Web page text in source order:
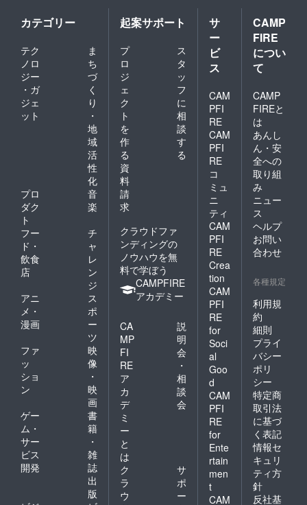
通費は
別途と
なりま
す。
がなく
なった
と同時
に、腰
痛も
まった
くなく
た、と
いう方
もい
らっ
しゃい
ます。
靴を履
いた日
は基礎
代謝が
確実に
あが
る、顎
関節症
が改善
した、
ご報告
だいた
ことも
ありま
す。 靴
をかえ
ただけ
で！？
そうな
んで
す。靴
をかえ
ただけ
で変わ
りま
す。 詳
しくは
こちら
をご覧
くださ
ンソー
的別イ
ンソー
ウォー
キング
足によ
い歩き
方 VS
足に悪
い歩き
きグセ
で起こ
る足ト
ラブル
【くつ
美整体
トレー
ナー2級
（実
践）】
ングケ
・本来
の骨格
の復元
横
アーチ
内
アーチ
外
アーチ
●ウォー
キング
レッス
ン指導
ウォー
キング
の目的
ウォー
首
チェッ
くらは
チェッ
チェッ
関節
チェッ
の触診
・脚の
触診 ・
チェッ
チェッ
もとの
分析 ・
足の弱
の原因
の解説
方法 ・
今後の
最適な
改善
策・カ
バー策
・今後
起こり
うる足
トラブ
ルとそ
の予防
想の足
もとの
共有 ●
パンプ
カテゴリー
テク
ノロ
ジー
・ガ
ジェ
ット
ま
ち
づ
く
り
・
地
域
活
性
化
プロ
ダク
ト
音
楽
フー
ド・
飲食
店
チ
ャ
レ
ン
ジ
アニ
メ・
漫画
ス
ポ
ー
ツ
ファ
ッ
ショ
ン
映
像
・
映
画
ゲー
ム・
サー
ビス
開発
書
籍
・
雑
誌
出
版
起案サポート
プ
ロ
ジ
ェ
ク
ト
を
作
る
ス
タ
ッ
フ
に
相
談
す
る
資
料
請
求
クラウドファ
ンディングの
ノウハウを無
料で学ぼう
CAMPFIRE
アカデミー
CA
MP
FI
RE
ア
カ
デ
ミ
ー
と
は
説
明
会
・
相
談
会
ク
ラ
ウ
サ
ポ
ー
サ
ー
ビ
ス
CAM
PFI
RE
CAM
PFI
RE
コ
ミュ
ニ
ティ
CAM
PFI
RE
Crea
tion
CAM
PFI
RE
for
Soci
al
Goo
d
CAM
PFI
RE
for
Ente
rtain
men
t
CAM
CAMP
FIRE
につい
て
CAMP
FIREと
は
あんし
ん・安
全への
取り組
み
ニュー
ス
ヘルプ
お問い
合わせ
各種規定
利用規
約
細則
プライ
バシー
ポリ
シー
特定商
取引法
に基づ
く表記
情報セ
キュリ
ティ方
針
反社基